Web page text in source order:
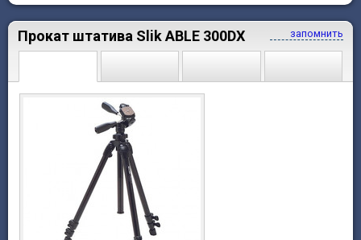
запомнить
Прокат штатива Slik ABLE 300DX